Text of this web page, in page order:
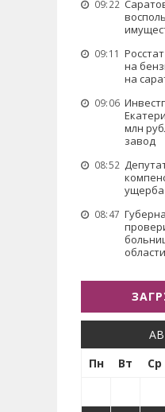
09:22
09:11
на
на
09:06
млн
завод
08:52
08:47
области
Пн
Вт Ср